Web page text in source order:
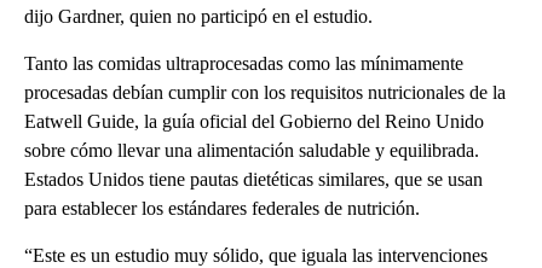
dijo Gardner, quien no participó en el estudio.
Tanto las comidas ultraprocesadas como las mínimamente
procesadas debían cumplir con los requisitos nutricionales de la
Eatwell Guide, la guía oficial del Gobierno del Reino Unido
sobre cómo llevar una alimentación saludable y equilibrada.
Estados Unidos tiene pautas dietéticas similares, que se usan
para establecer los estándares federales de nutrición.
“Este es un estudio muy sólido, que iguala las intervenciones